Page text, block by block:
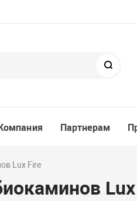
Партнерам
Lux Fire